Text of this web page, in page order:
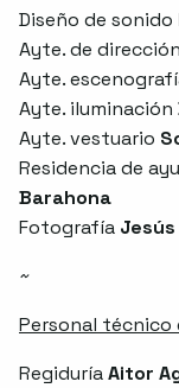
Diseño de sonido
Ayte. de dirección
Ayte.
Ayte. iluminación
Ayte. vestuario
Residencia de
Barahona
Fotografía
~
Personal técnico
RegiduríaAitor